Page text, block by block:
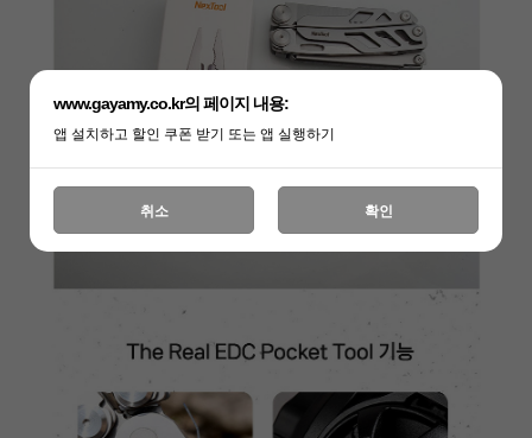
www.gayamy.co.kr의 페이지 내용:
앱 설치하고 할인 쿠폰 받기 또는 앱 실행하기
취소 확인